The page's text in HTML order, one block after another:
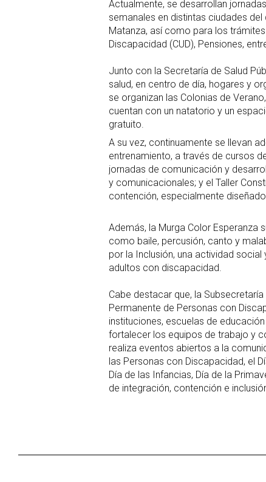
Actualmente, se desarrollan
semanales en distintas ciudades
Matanza, así como para los
Discapacidad (CUD), Pensiones,
Junto con la Secretaría de Salud
salud, en centro de día, hogares y
se organizan las Colonias de
cuentan con un natatorio y un
gratuito.
A su vez, continuamente se llevan
entrenamiento, a través de cursos
jornadas de comunicación y
y comunicacionales; y el Taller
contención, especialmente
Además, la Murga Color Esperanza
como baile, percusión, canto y
por la Inclusión, una actividad
adultos con discapacidad.
Cabe destacar que, la
Permanente de Personas con
instituciones, escuelas de
fortalecer los equipos de trabajo y
realiza eventos abiertos a la
las Personas con Discapacidad, el
Día de las Infancias, Día de la
de integración, contención e